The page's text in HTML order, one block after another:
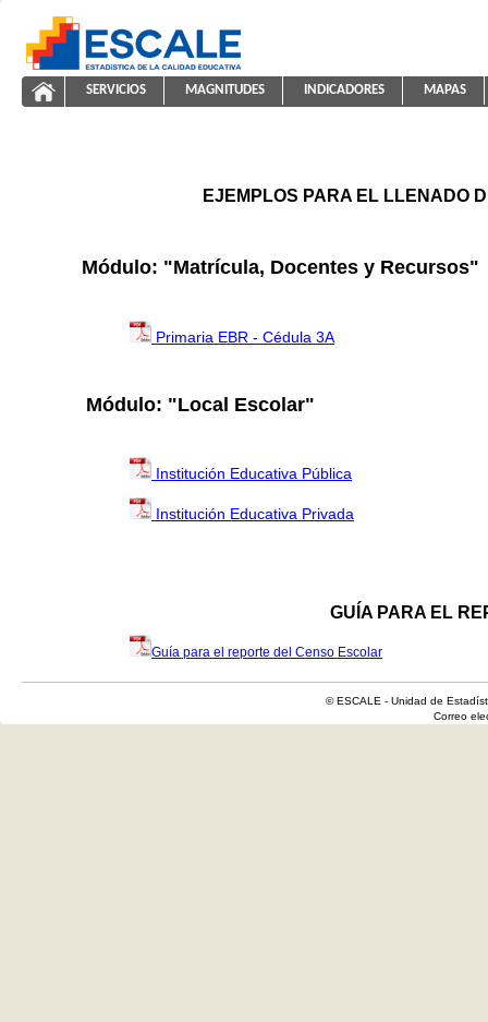
ESCALE - Unidad de Estadística Educativa
ayuda2011
NAVEGACIÓN
SERVICIOS MAGNITUDES INDICADORES MAPAS
EJEMPLOS PARA EL LLENADO
Módulo: "Matrícula, Docentes y Recursos"
Primaria EBR - Cédula 3A
Módulo: "Local Escolar"
Institución Educativa Pública
Institución Educativa Privada
GUÍA PARA EL
Guía para el reporte del Censo Escolar
© ESCALE - Unidad de
Correo